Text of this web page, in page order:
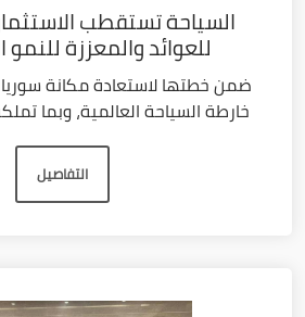
السياحة تستقطب
للعوائد والمعززة
ضمن خطتها لاستعادة مكانة
خارطة السياحة العالمية، وبما
التفاصيل